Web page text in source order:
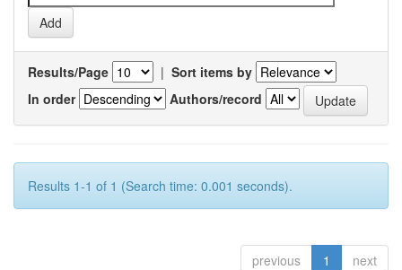
Results/Page | Sort items by
In order
Authors/record
Results 1-1 of 1 (Search time: 0.001 seconds).
previous 1 next